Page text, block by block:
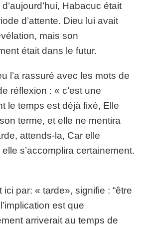
Habacuc était
d’attente. Dieu lui avait
mais son
était dans le futur.
l’a rassuré avec les mots de
réflexion : « c’est une
le temps est déjà fixé, Elle
terme, et elle ne mentira
attends-la, Car elle
elle s’accomplira certainement.
ici par: « tarde», signifie : “être
est que
arriverait au temps de